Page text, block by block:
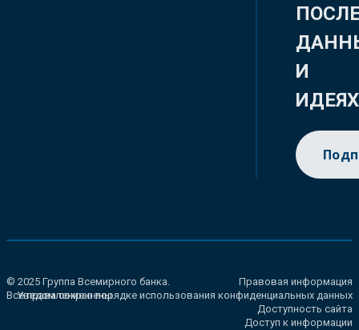
И
ИДЕЯХ
© 2025 Группа Всемирного банка.
Все права сохранены.
Правовая информация
Уведомление о порядке использования конфиденциальных данных
Доступность сайта
Доступ к информации